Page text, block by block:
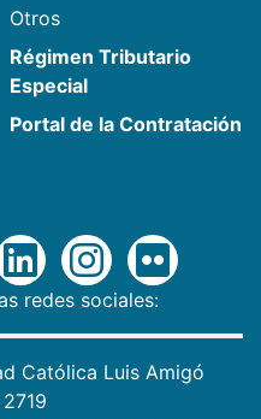
Otros
Régimen Tributario
Especial
Portal de la Contratación
redes sociales:
Católica Luis Amigó